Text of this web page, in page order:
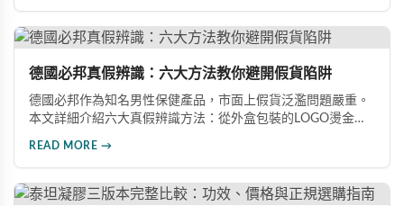
德國必邦真假辨識：六大方法教你避開假貨陷阱
德國必邦作為知名男性保健產品，市面上假貨泛濫問題嚴重。
本文詳細介紹六大真假辨識方法：從外盒包裝的LOGO燙金工
產品。
READ MORE →